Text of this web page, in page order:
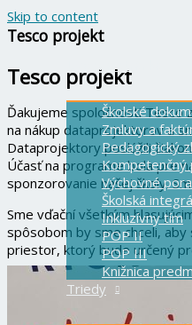
Skip to content
Úvodná stránka
Školské
Zmluvy a
Pedagogický
Kompetenčný
Výchovné
Školská
Inkluzívny tím
POP II
POP III
Knižnica
Triedy
Tesco projekt
Tesco projekt
Ďakujeme spoločnosti Tesco
na nákup dataprojektorov a
Dataprojektory poslúžili
Účasť na programe bola pre
sponzorovanie našej školy.
Sme vďační všetkým
spôsobom by sme chceli,
priestor, ktorý bude určený